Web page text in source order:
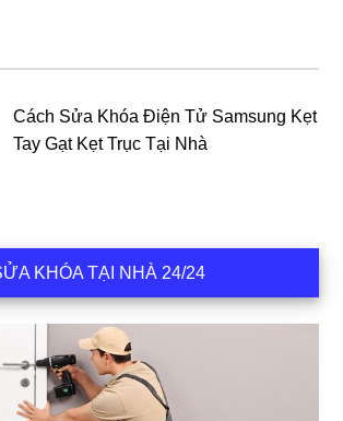
Cách Sửa Khóa Điện Tử Samsung Kẹt
Tay Gạt Kẹt Trục Tại Nhà
KHÓA TẠI NHÀ 24/24